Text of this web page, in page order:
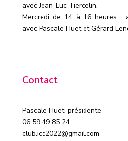
avec Jean-Luc Tiercelin.
Mercredi de 14 à 16 heures :
avec Pascale Huet et Gérard
Contact
Pascale Huet, présidente
06 59 49 85 24
club.icc2022@gmail.com